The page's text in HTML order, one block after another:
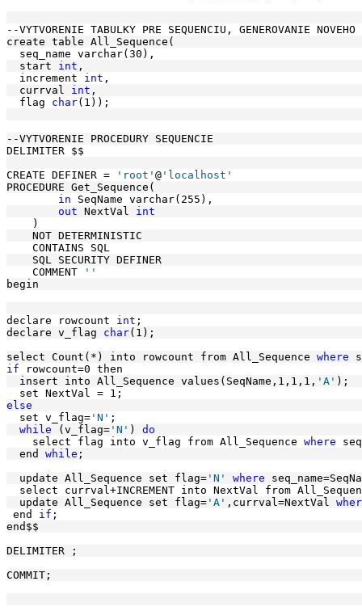
--VYTVORENIE TABULKY PRE SEQUENCIU, GENEROVANIE
create table All_Sequence(
  seq_name varchar(30),
  start
int ,
  increment
int ,
  currval
int ,
  flag
char(1));
--VYTVORENIE PROCEDURY SEQUENCIE
DELIMITER $$
CREATE DEFINER =
'root' @ 'localhost'
PROCEDURE Get_Sequence(
in SeqName varchar(255),
out NextVal int
    )
    NOT DETERMINISTIC
    CONTAINS SQL
    SQL SECURITY DEFINER
    COMMENT
''
begin
declare rowcount int ;
declare v_flag char(1);
select Count(*) into rowcount from All_Sequence where
if rowcount=0 then
  insert into All_Sequence values(SeqName,1,1,1,
'A' );
  set NextVal = 1;
else
  set v_flag=
'N' ;
while (v_flag= 'N' ) do
    select flag into v_flag from All_Sequence
where
  end
while ;
  update All_Sequence set flag=
'N' where
select currval+INCREMENT into NextVal from
  update All_Sequence set flag=
'A' ,currval=NextVal
end if ;
end$$
DELIMITER ;
COMMIT;